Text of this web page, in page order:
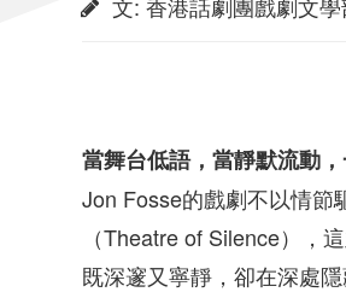
當舞台低語，當靜默流動
Jon Fosse的戲劇不以情
（Theatre of Silence），
既深邃又寧靜，卻在深處隱